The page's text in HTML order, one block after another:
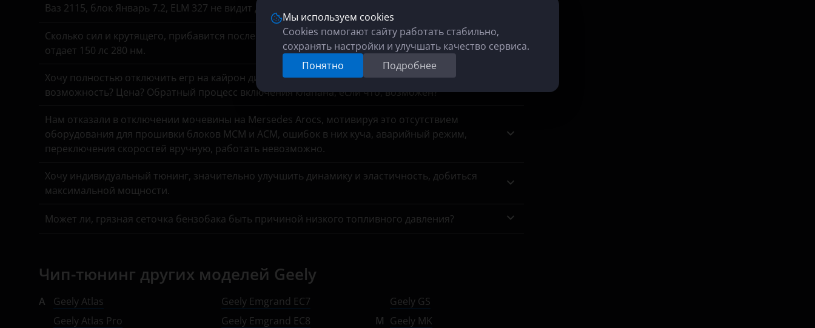
Мы используем cookies
Cookies помогают сайту работать стабильно,
сохранять настройки и улучшать качество сервиса.
Понятно
Подробнее
Lexus
Luxgen
Mazda
Mercedes
Mitsubishi
Nissan
Porsche
Ваз 2115, блок Январь 7.2, ELM 327 не видит данных с датчиков кислорода, хотяонина месте.
Сколько сил и крутящего, прибавится после чипа Haval 1.5 т? На заводской программе он
отдает 150 лс 280 нм.
Хочу полностью отключить егр на кайрон дизель, модель 2006 гв 2.0 141 лс. акпп, есть
возможность? Цена? Обратный процесс включения клапана, если что, возможен?
Нам отказали в отключении мочевины на Mersedes Arocs, мотивируя это отсутствием
оборудования для прошивки блоков MCM и ACM, ошибок в них куча, аварийный режим,
переключения скоростей вручную, работать невозможно.
Хочу индивидуальный тюнинг, значительно улучшить динамику и эластичность, добиться
максимальной мощности.
Может ли, грязная сеточка бензобака быть причиной низкого топливного давления?
Чип-тюнинг других моделей Geely
A
Geely Atlas
Geely Atlas Pro
Geely Emgrand EC7
Geely Emgrand EC8
Geely GS
M Geely MK